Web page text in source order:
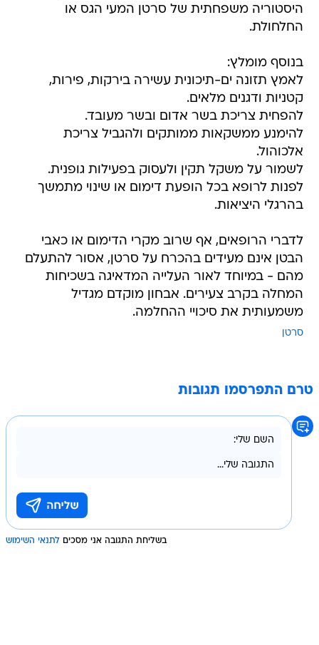
היסטוריה משפחתית של סרטן המעי הגס או
החלחולת.
בנוסף מומלץ:
לאמץ תזונה ים-תיכונית עשירה בירקות, פירות,
קטניות ודגנים מלאים.
להפחית צריכת בשר אדום ובשר מעובד.
להימנע ממשקאות ממותקים ולהגביל צריכת
אלכוהול.
לשמור על משקל תקין ולעסוק בפעילות גופנית.
לפנות לרופא בכל הופעת דימום או שינוי מתמשך
בהרגלי היציאות.
לדברי הרופאים, אף שרוב מקרי הדימום או כאבי
הבטן אינם מעידים בהכרח על סרטן, אסור להתעלם
מהם - במיוחד לאור העלייה המדאיגה בשכיחות
המחלה בקרב צעירים. אבחון מוקדם מגדיל
משמעותית את סיכויי ההחלמה.
סרטן
טרם התפרסמו תגובות
בשליחת התגובה אני מסכים לתנאי השימוש